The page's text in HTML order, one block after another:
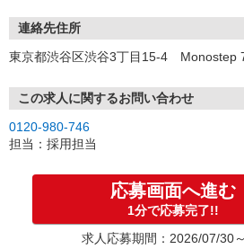
★スマホでWEB面接（LINEなど）・出張
す
③面接実施（履歴書不要）
※ご希望があれば、職場見学の調整もOK
お気軽にご応募ください♪
連絡先住所
東京都渋谷区渋谷3丁目15-4 Monostep
この求人に関するお問い合わせ
0120-980-746
担当：採用担当
応募画面へ進む
1分で応募完了!!
求人応募期間：2026/07/30